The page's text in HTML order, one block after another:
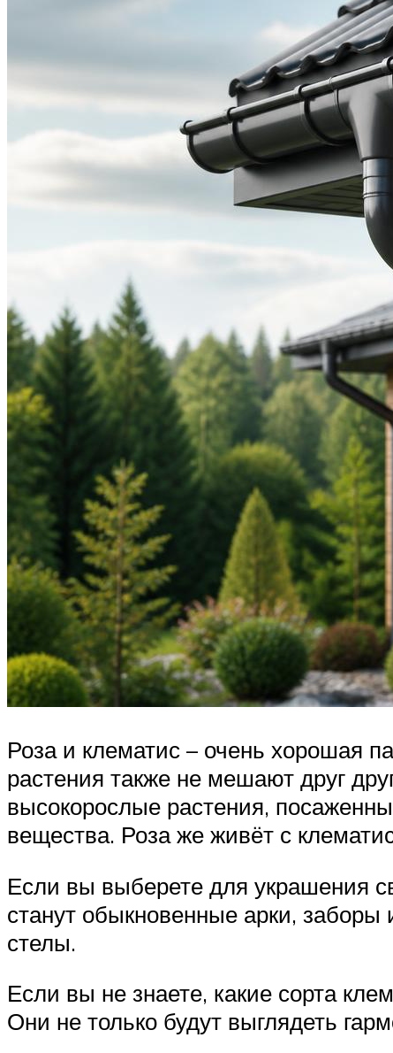
Роза и клематис – очень хорошая
растения также не мешают друг
высокорослые растения,
вещества. Роза же живёт с
Если вы выберете для украшения
станут обыкновенные арки,
стелы.
Если вы не знаете, какие сорта
Они не только будут выглядеть